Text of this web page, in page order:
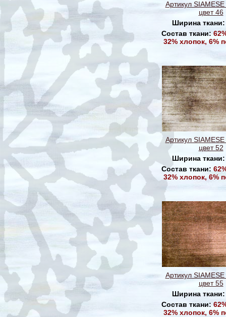
Артикул
цвет 46
Ширина
Состав ткани:
32% хлопок, 6%
Артикул
цвет 52
Ширина
Состав ткани:
32% хлопок, 6%
Артикул
цвет 55
Ширина
Состав ткани:
32% хлопок, 6%